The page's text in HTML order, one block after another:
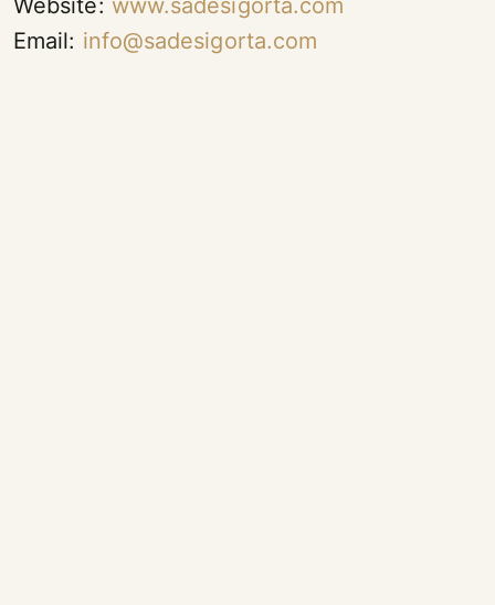
Website: www.sadesigorta.com
Email: info@sadesigorta.com